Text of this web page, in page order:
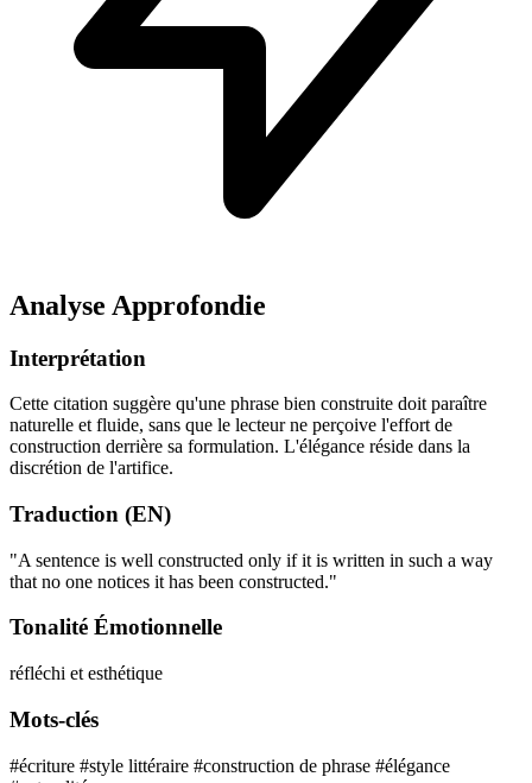
Analyse Approfondie
Interprétation
Cette citation suggère qu'une phrase bien construite doit paraître
naturelle et fluide, sans que le lecteur ne perçoive l'effort de
construction derrière sa formulation. L'élégance réside dans la
discrétion de l'artifice.
Traduction (EN)
"A sentence is well constructed only if it is written in such a way
that no one notices it has been constructed."
Tonalité Émotionnelle
réfléchi et esthétique
Mots-clés
#écriture #style littéraire #construction de phrase #élégance